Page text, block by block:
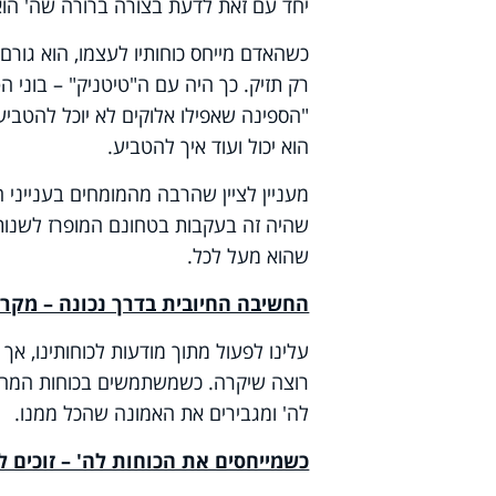
יחד עם זאת לדעת בצורה ברורה שה'
כשהאדם מייחס כוחותיו לעצמו, הוא
רק תזיק. כך היה עם ה"טיטניק" –
"הספינה שאפילו אלוקים לא יוכל
הוא יכול ועוד איך להטביע.
מעניין לציין שהרבה מהמומחים
שהיה זה בעקבות בטחונם המופרז
שהוא מעל לכל.
החשיבה החיובית בדרך נכונה –
עלינו לפעול מתוך מודעות
רוצה שיקרה. כשמשתמשים בכוחות
לה' ומגבירים את האמונה שהכל ממנו.
כשמייחסים את הכוחות לה' –